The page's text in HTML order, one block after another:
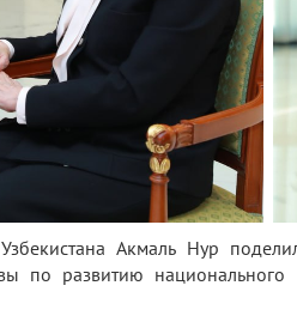
Акмаль Нур
по развитию